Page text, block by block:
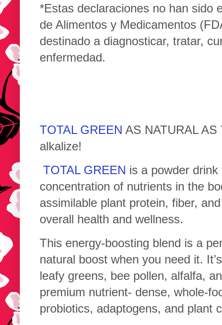
*Estas declaraciones no han sido
de Alimentos y Medicamentos
destinado a diagnosticar, tratar,
enfermedad.
TOTAL GREEN AS NATURAL AS
alkalize!
TOTAL GREEN is a powder
concentration of nutrients in the
assimilable plant protein, fiber,
overall health and wellness.
This energy-boosting blend is a
natural boost when you need it.
leafy greens, bee pollen, alfalfa,
premium nutrient- dense, whole-
probiotics, adaptogens, and plant